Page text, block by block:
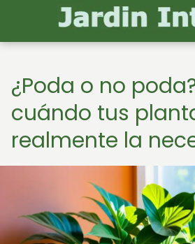
¿Poda o no
cuándo tus
realmente la